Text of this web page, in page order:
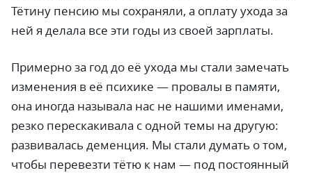
Тётину пенсию мы сохраняли, а оплату ухода за
ней я делала все эти годы из своей зарплаты.
Примерно за год до её ухода мы стали замечать
изменения в её психике — провалы в памяти,
она иногда называла нас не нашими именами,
резко перескакивала с одной темы на другую:
развивалась деменция. Мы стали думать о том,
чтобы перевезти тётю к нам — под постоянный